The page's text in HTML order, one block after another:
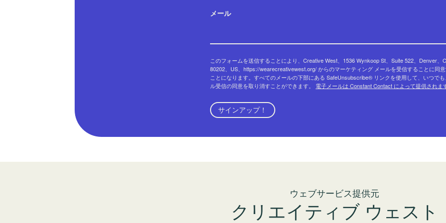
メール
このフォームを送信することにより、Creative West、1536 Wynkoop St、Suite 522、Denver、
80202、US、https://wearecreativewest.org/ からのマーケティング メールを受信することに同
ことになります。すべてのメールの下部にある SafeUnsubscribe® リンクを使用して、いつでも
ル受信の同意を取り消すことができます。 電子メールは Constant Contact によって提供されます
サインアップ！
ウェブサービス提供元
クリエイティブ ウェスト